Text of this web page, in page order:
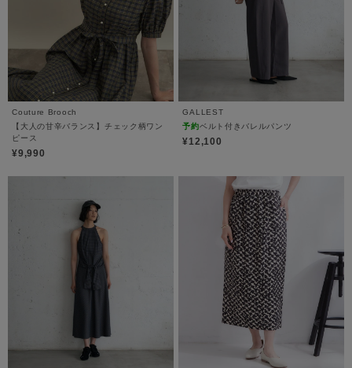
Couture Brooch
【大人の甘辛バランス】チェック柄ワン
ピース
¥9,990
GALLEST
予約ベルト付きバレルパンツ
¥12,100